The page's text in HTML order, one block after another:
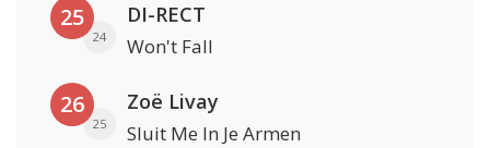
25
24
DI-RECT
Won't Fall
26
25
Zoë Livay
Sluit Me In Je Armen